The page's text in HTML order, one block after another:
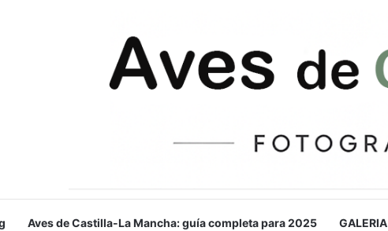
Aves de Castilla-La Mancha: guía completa para 2025 GALERIA